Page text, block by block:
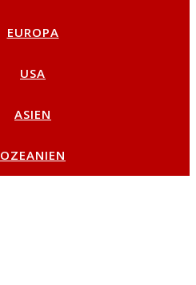
EUROPA
USA
ASIEN
OZEANIEN